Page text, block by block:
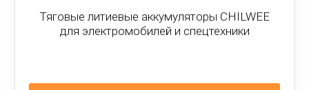
Тяговые литиевые аккумуляторы CHILWEE
для электромобилей и спецтехники